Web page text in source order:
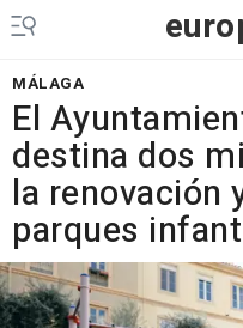
MÁLAGA
El
destina dos
la renovación
parques